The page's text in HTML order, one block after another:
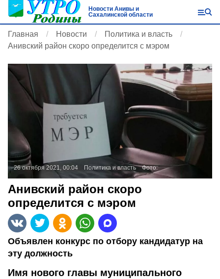
Новости Анивы и
Сахалинской области
Главная Новости
Политика и власть
Анивский район скоро определится с мэром
26 октября 2021, 00:04 Политика и власть Фото:
Анивский район скоро
определится с мэром
Объявлен конкурс по отбору кандидатур на
эту должность
Имя нового главы муниципального